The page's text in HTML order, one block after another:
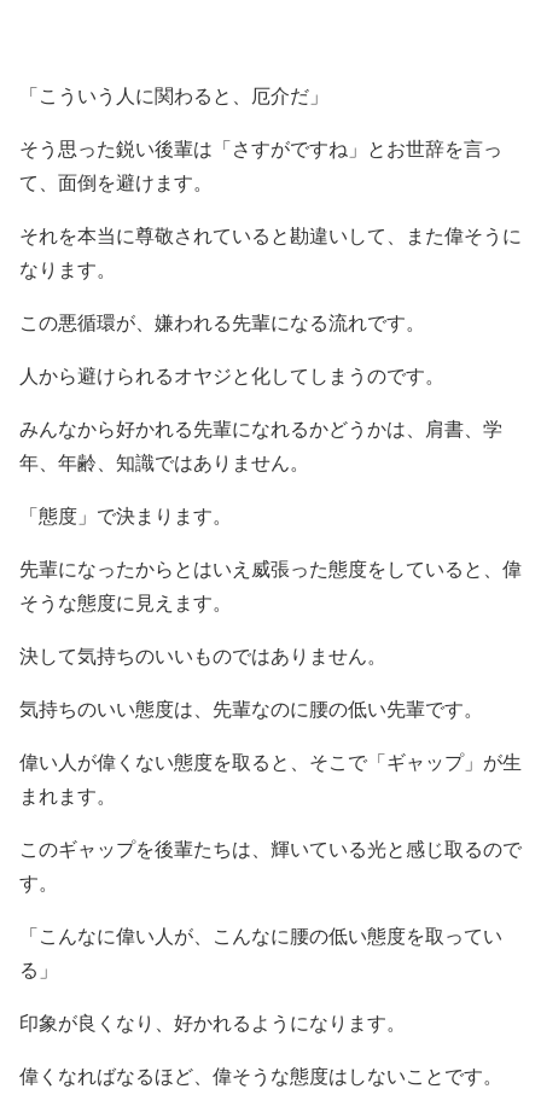
「こういう人に関わると、厄介だ」
そう思った鋭い後輩は「さすがですね」とお世辞を言っ
て、面倒を避けます。
それを本当に尊敬されていると勘違いして、また偉そうに
なります。
この悪循環が、嫌われる先輩になる流れです。
人から避けられるオヤジと化してしまうのです。
みんなから好かれる先輩になれるかどうかは、肩書、学
年、年齢、知識ではありません。
「態度」で決まります。
先輩になったからとはいえ威張った態度をしていると、偉
そうな態度に見えます。
決して気持ちのいいものではありません。
気持ちのいい態度は、先輩なのに腰の低い先輩です。
偉い人が偉くない態度を取ると、そこで「ギャップ」が生
まれます。
このギャップを後輩たちは、輝いている光と感じ取るので
す。
「こんなに偉い人が、こんなに腰の低い態度を取ってい
る」
印象が良くなり、好かれるようになります。
偉くなればなるほど、偉そうな態度はしないことです。